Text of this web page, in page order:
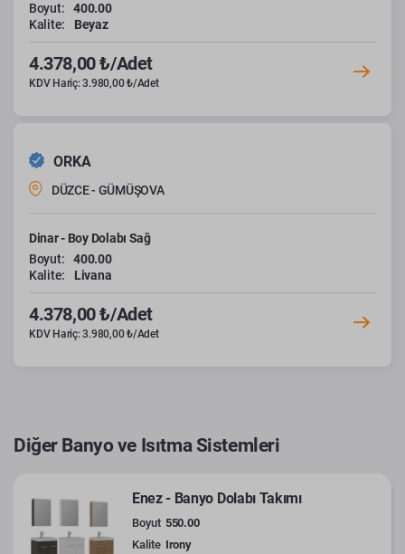
Boyut:
400.00
Kalite:
Beyaz
4.378,00 ₺/Adet
KDV Hariç: 3.980,00 ₺/Adet
ORKA
DÜZCE - GÜMÜŞOVA
Dinar - Boy Dolabı Sağ
Boyut:
400.00
Kalite:
Livana
4.378,00 ₺/Adet
KDV Hariç: 3.980,00 ₺/Adet
Diğer Banyo ve Isıtma Sistemleri
Enez - Banyo Dolabı Takımı
Boyut 550.00
Kalite Irony